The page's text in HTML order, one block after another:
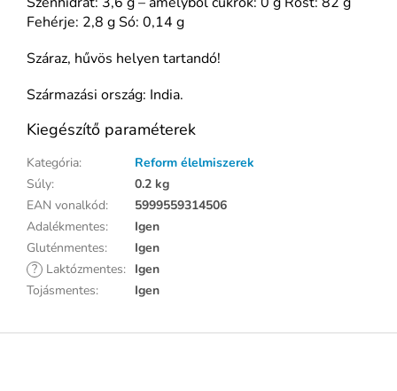
Fehérje: 2,8 g Só: 0,14 g
Száraz, hűvös helyen tartandó!
Származási ország: India.
Kiegészítő paraméterek
Kategória:
Reform élelmiszerek
Súly:
0.2 kg
EAN vonalkód:
5999559314506
Adalékmentes:
Igen
Gluténmentes:
Igen
? Laktózmentes: Igen
Tojásmentes: Igen
L